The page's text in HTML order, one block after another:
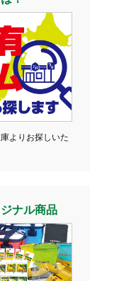
よりお探しいた
ナル商品